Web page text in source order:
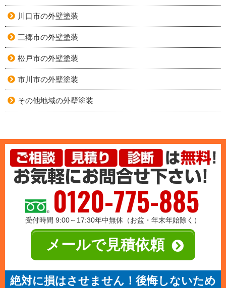
川口市の外壁塗装
三郷市の外壁塗装
松戸市の外壁塗装
市川市の外壁塗装
その他地域の外壁塗装
0120-775-885
受付時間 9:00～17:30年中無休（お盆・年末年始除く）
メールで見積依頼
絶対に損はさせません！後悔しないため